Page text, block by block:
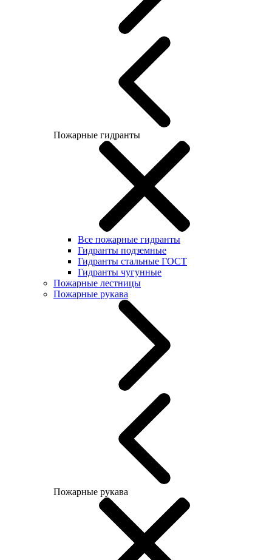
Пожарные гидранты
Все пожарные гидранты
Гидранты подземные
Гидранты стальные ГОСТ
Гидранты чугунные
Пожарные лестницы
Пожарные рукава
Пожарные рукава